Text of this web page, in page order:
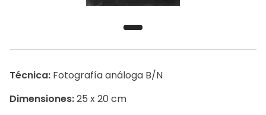
Técnica: Fotografía análoga B/N
Dimensiones:25 x 20 cm